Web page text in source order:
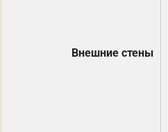
Внешние стены